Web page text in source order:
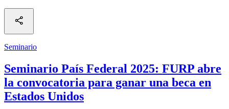
Seminario
Seminario País Federal 2025: FURP abre
la convocatoria para ganar una beca en
Estados Unidos